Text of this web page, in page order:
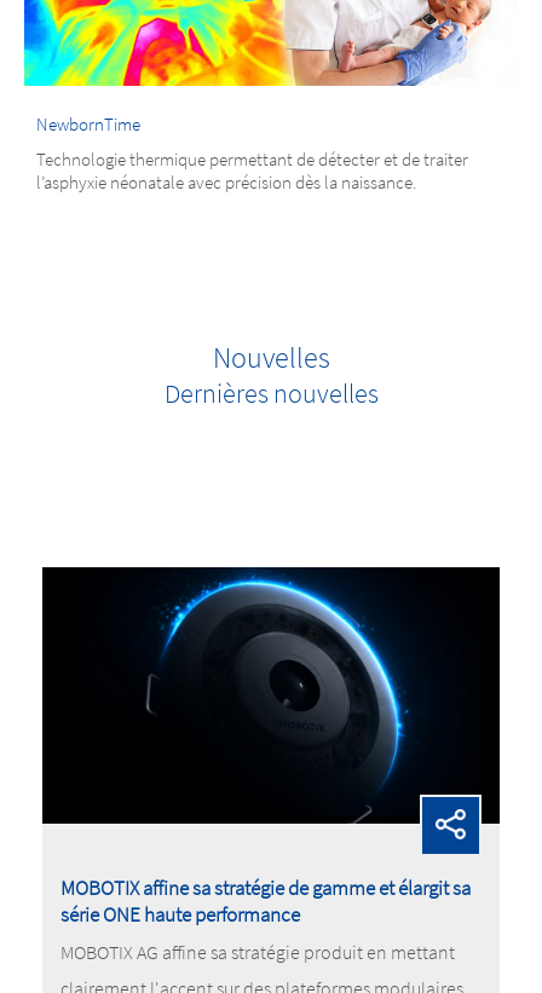
NewbornTime
Technologie thermique permettant de détecter et de traiter
l’asphyxie néonatale avec précision dès la naissance.
Nouvelles
Dernières nouvelles
MOBOTIX affine sa stratégie de gamme et élargit sa
série ONE haute performance
MOBOTIX AG affine sa stratégie produit en mettant